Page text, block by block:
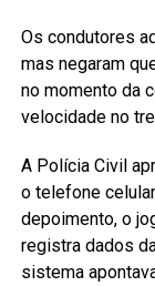
Os condutores
mas negaram
no momento da
velocidade no
A Polícia Civil
o telefone
depoimento, o
registra dados
sistema